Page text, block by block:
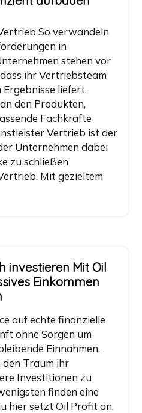
So verwandeln
in
stehen vor
ihr Vertriebsteam
liefert.
den Produkten,
Fachkräfte
Vertrieb ist der
Unternehmen dabei
zu schließen
Mit gezieltem
investieren Mit Oil
Einkommen
auf echte finanzielle
ohne Sorgen um
Einnahmen.
den Traum ihr
Investitionen zu
finden eine
hier setzt Oil Profit an.